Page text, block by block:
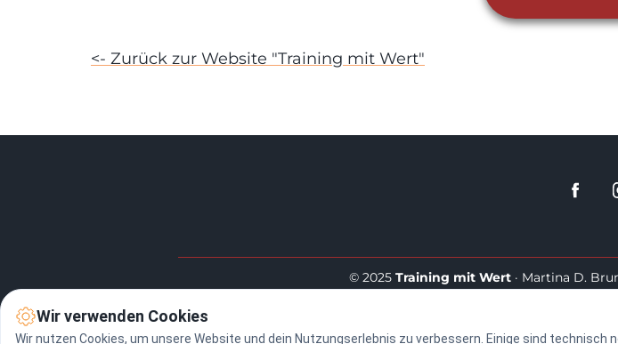
<- Zurück zur Website "Training mit Wert"
© 2025 Training mit Wert· Martina D.
Wir verwenden Cookies
Wir nutzen Cookies, um unsere Website und dein Nutzungserlebnis zu verbessern. Einige sind